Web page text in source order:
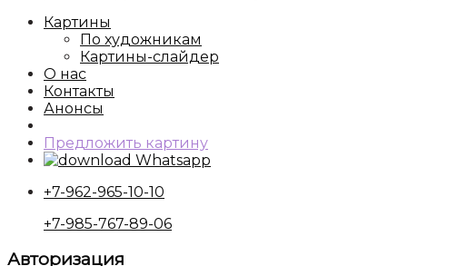
Картины
По художникам
Картины-слайдер
О нас
Контакты
Анонсы
Предложить картину
Whatsapp
+7-962-965-10-10
+7-985-767-89-06
Авторизация